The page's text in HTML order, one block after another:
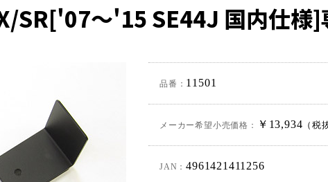
SR['07～'15 SE44J 国内仕様
品番： 11501
メーカー希望小売価格： ￥13,934 （税
JAN：4961421411256